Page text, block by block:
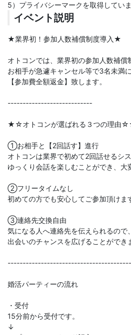
5）プライバシーマークを取得してい
イベント説明
★業界初！参加人数補償制度導入★
オトコンでは、業界初の参加人数補償
お相手が急遽キャンセル等で3名未満
【参加費全額返金】致します。
----------------------------
★☆オトコンが選ばれる３つの理由
①お相手と【2回話す】進行
オトコンは業界で初めて2回話せるシ
ゆっくり会話を楽しむことができ、大
②フリータイムなし
初めての方でも安心してご参加頂けま
③連絡先交換自由
気になる人へ連絡先を伝えられるので、
出会いのチャンスを広げることができ
婚活パーティーの流れ
・受付
15分前から受付です。
↓